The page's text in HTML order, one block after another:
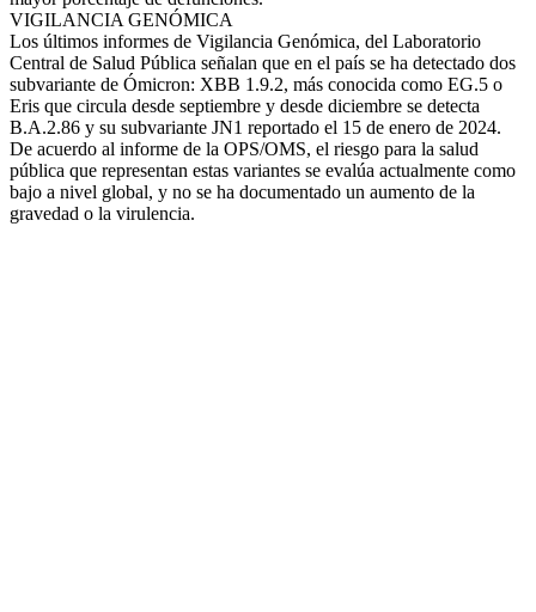
VIGILANCIA GENÓMICA
Los últimos informes de Vigilancia Genómica, del Laboratorio
Central de Salud Pública señalan que en el país se ha detectado dos
subvariante de Ómicron: XBB 1.9.2, más conocida como EG.5 o
Eris que circula desde septiembre y desde diciembre se detecta
B.A.2.86 y su subvariante JN1 reportado el 15 de enero de 2024.
De acuerdo al informe de la OPS/OMS, el riesgo para la salud
pública que representan estas variantes se evalúa actualmente como
bajo a nivel global, y no se ha documentado un aumento de la
gravedad o la virulencia.